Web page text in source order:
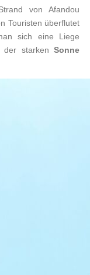
von Afandou
Touristen überflutet
sich eine Liege
der starken Sonne